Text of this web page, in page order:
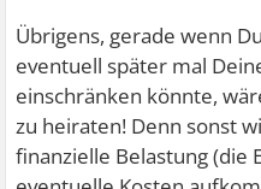
Übrigens, gerade wenn
eventuell später mal
einschränken könnte,
zu heiraten! Denn sonst
finanzielle Belastung (die